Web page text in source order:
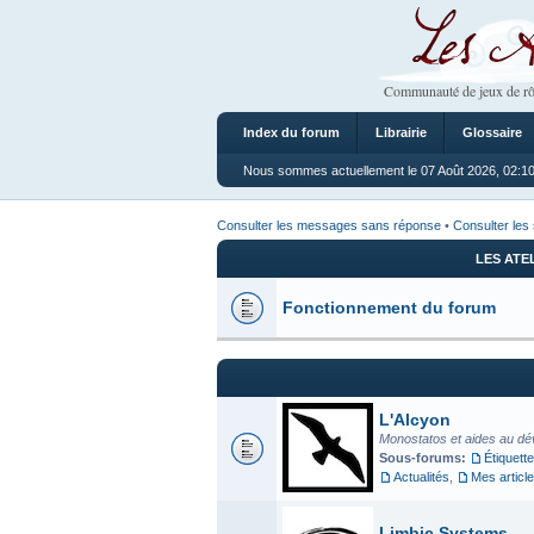
Les
Communauté de jeux de
Index du forum Librairie Glossaire
Nous sommes actuellement le 07 Août 2026, 02:10
Consulter les messages sans réponse • Consulter les
LES
Fonctionnement du forum
L'Alcyon
Monostatos et aides au
Sous-forums:
Étiquette
Actualités
Mes